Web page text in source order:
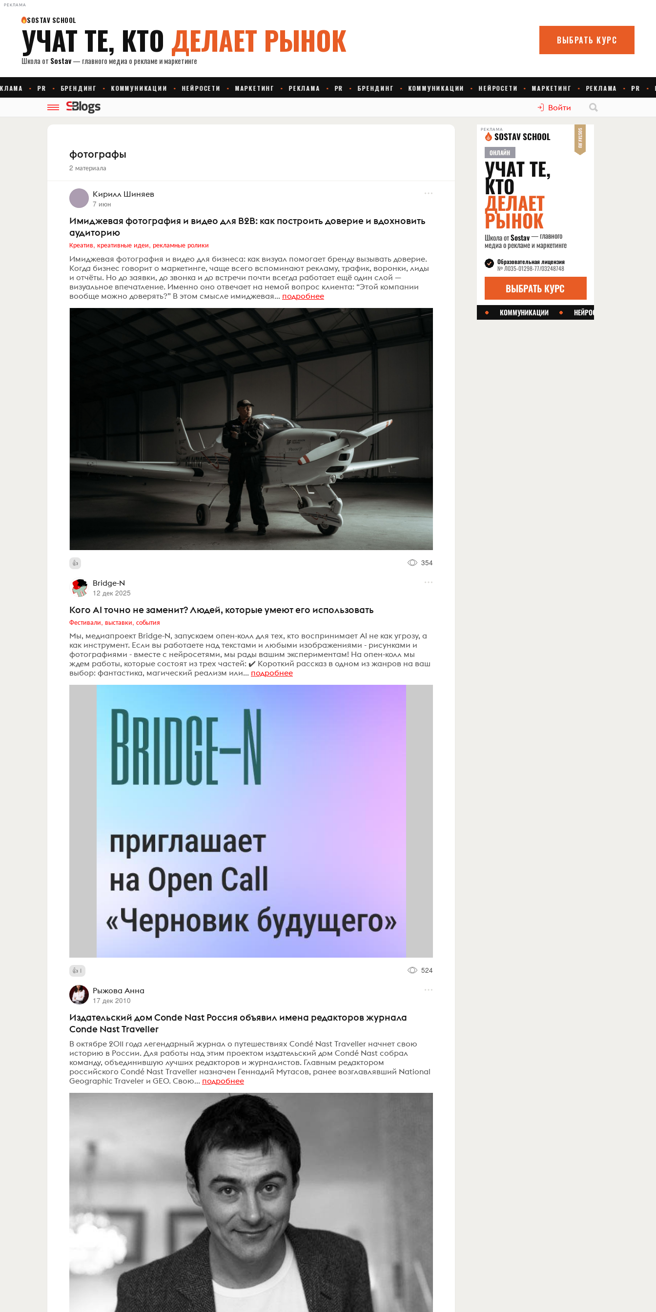
РЕКЛАМА
Войти
фотографы
2 материала
Кирилл Шиняев
7 июн
Имиджевая фотография и видео для B2B: как построить доверие и вдохновить
аудиторию
Креатив, креативные идеи, рекламные ролики
Имиджевая фотография и видео для бизнеса: как визуал помогает бренду вызывать доверие.
Когда бизнес говорит о маркетинге, чаще всего вспоминают рекламу, трафик, воронки, лиды
и отчёты. Но до заявки, до звонка и до встречи почти всегда работает ещё один слой —
визуальное впечатление. Именно оно отвечает на немой вопрос клиента: “Этой компании
вообще можно доверять?” В этом смысле имиджевая... подробнее
354
Bridge-N
12 дек 2025
Кого AI точно не заменит? Людей, которые умеют его использовать
Фестивали, выставки, события
Мы, медиапроект Bridge-N, запускаем опен-колл для тех, кто воспринимает AI не как угрозу, а
как инструмент. Если вы работаете над текстами и любыми изображениями - рисунками и
фотографиями - вместе с нейросетями, мы рады вашим экспериментам! На опен-колл мы
ждем работы, которые состоят из трех частей: ✔️ Короткий рассказ в одном из жанров на ваш
выбор: фантастика, магический реализм или... подробнее
1 524
Рыжова Анна
17 дек 2010
Издательский дом Conde Nast Россия объявил имена редакторов журнала
Conde Nast Traveller
В октябре 2011 года легендарный журнал о путешествиях Condé Nast Traveller начнет свою
историю в России. Для работы над этим проектом издательский дом Condé Nast собрал
команду, объединившую лучших редакторов и журналистов. Главным редактором
российского Condé Nast Traveller назначен Геннадий Мутасов, ранее возглавлявший National
Geographic Traveler и GEO. Свою... подробнее
РЕКЛАМА